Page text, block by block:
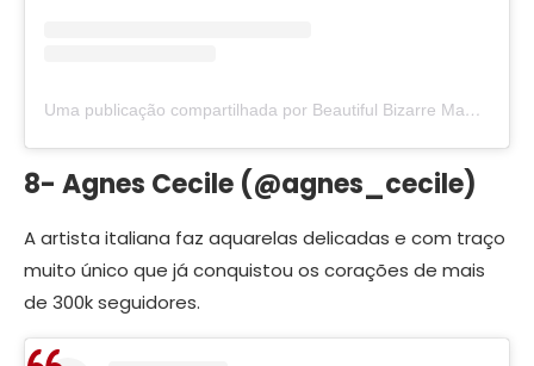
Uma publicação compartilhada por Beautiful Bizarre Magazine (@beautifulbizarremagazine)
8- Agnes Cecile (@agnes_cecile)
A artista italiana faz aquarelas delicadas e com traço
muito único que já conquistou os corações de mais
de 300k seguidores.